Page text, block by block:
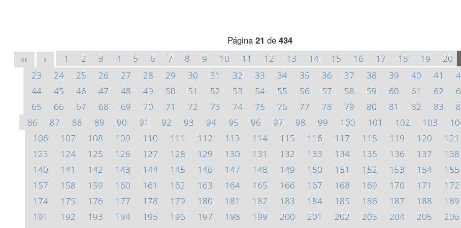
Página 21 de 434
<< < 1 2 3 4 5 6 7 8 9 10 11 12 13 14 15 16 17 18 19 20
23
24 25 26 27 28 29 30 31 32 33 34 35 36 37 38 39 40 41
44
45 46 47 48 49 50 51 52 53 54 55 56 57 58 59 60 61 62
65
66 67 68 69 70 71 72 73 74 75 76 77 78 79 80 81 82 83
86
87 88 89 90 91 92 93 94 95 96 97 98 99 100 101 102 103
106
107 108 109 110 111 112 113 114 115 116 117 118 119 120 121
123
124 125 126 127 128 129 130 131 132 133 134 135 136 137 138
140
141 142 143 144 145 146 147 148 149 150 151 152 153 154 155
157
158 159 160 161 162 163 164 165 166 167 168 169 170 171 172
174
175 176 177 178 179 180 181 182 183 184 185 186 187 188 189
191
192 193 194 195 196 197 198 199 200 201 202 203 204 205 206